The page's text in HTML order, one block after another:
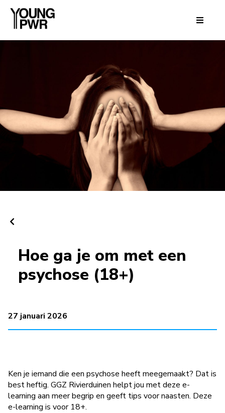
Hoe ga je om met een
psychose (18+)
27 januari 2026
Ken je iemand die een psychose heeft meegemaakt? Dat is
best heftig. GGZ Rivierduinen helpt jou met deze e-
learning aan meer begrip en geeft tips voor naasten. Deze
e-learning is voor 18+.